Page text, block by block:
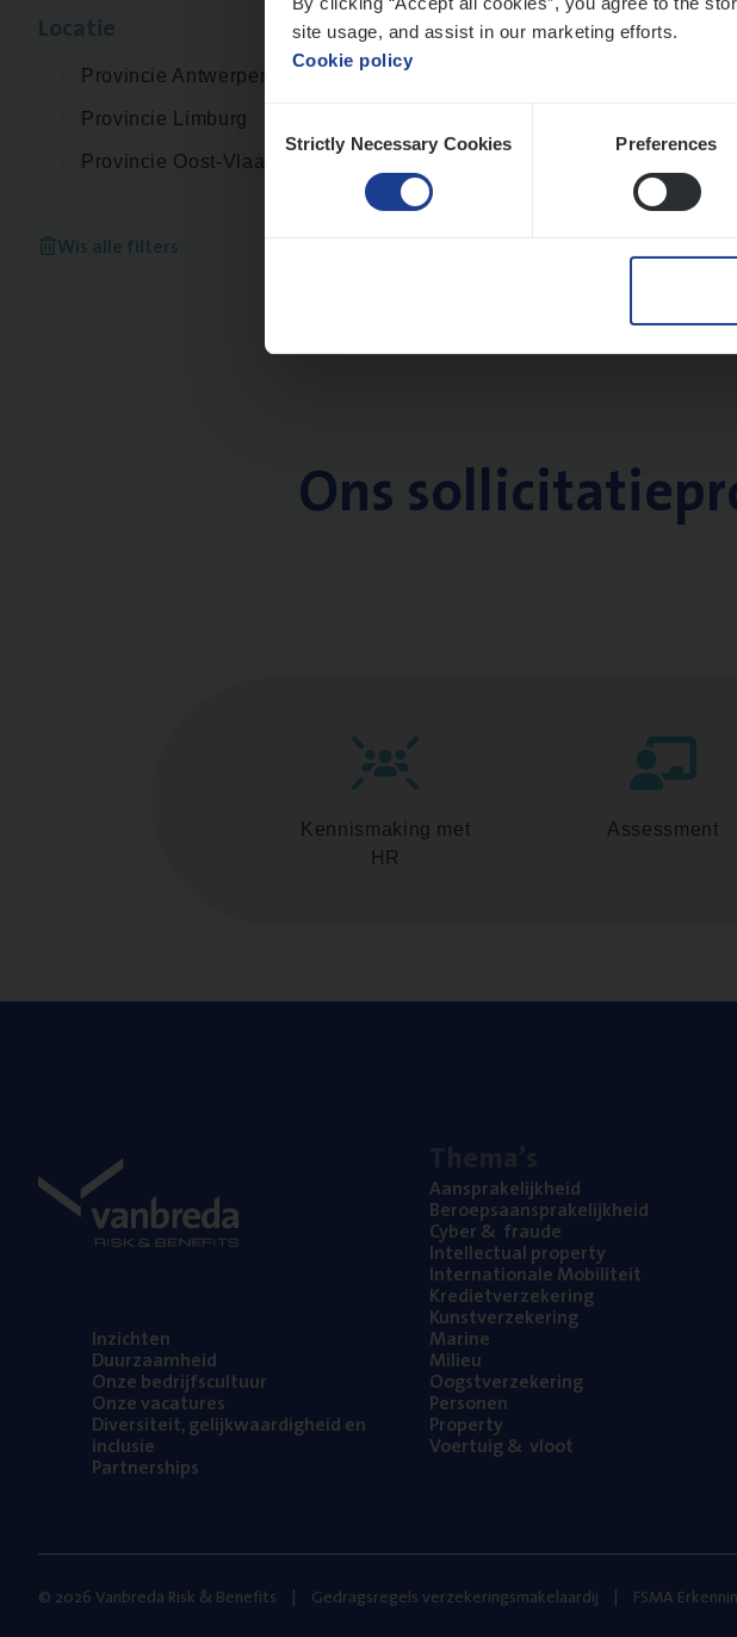
site usage, and assist in our marketing efforts.
Cookie policy
Selection
Strictly Necessary Cookies Preferences
Provincie Antwerpen
Provincie Limburg
Provincie Oost-Vlaanderen
Wis alle filters
Ons
Kennismaking met
HR
Assessment
Inzich­ten
Duur­zaam­heid
Onze bedrijfs­cul­tuur
Onze vaca­tu­res
Diver­si­teit, gelijk­waar­dig­heid en
inclusie
Part­ner­ships
Aan­spra­ke­lijk­heid
Beroeps­aan­spra­ke­lijk­heid
Cyber& fraude
Intel­lec­tu­al property
Inter­na­ti­o­na­le Mobiliteit
Kre­diet­ver­ze­ke­ring
Kunst­ver­ze­ke­ring
Mari­ne
Mili­eu
Oogst­ver­ze­ke­ring
Per­so­nen
Pro­per­ty
Voer­tuig& vloot
© 2026 Vanbreda Risk & Benefits Gedragsregels verzekeringsmakelaardij FSMA